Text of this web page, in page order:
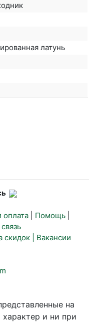
латунь
оплата Помощь
скидок | Вакансии
на
и ни при